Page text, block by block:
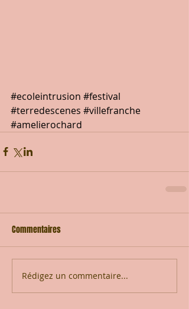
#ecoleintrusion #festival
#terredescenes #villefranche
#amelierochard
Commentaires
Rédigez un commentaire...